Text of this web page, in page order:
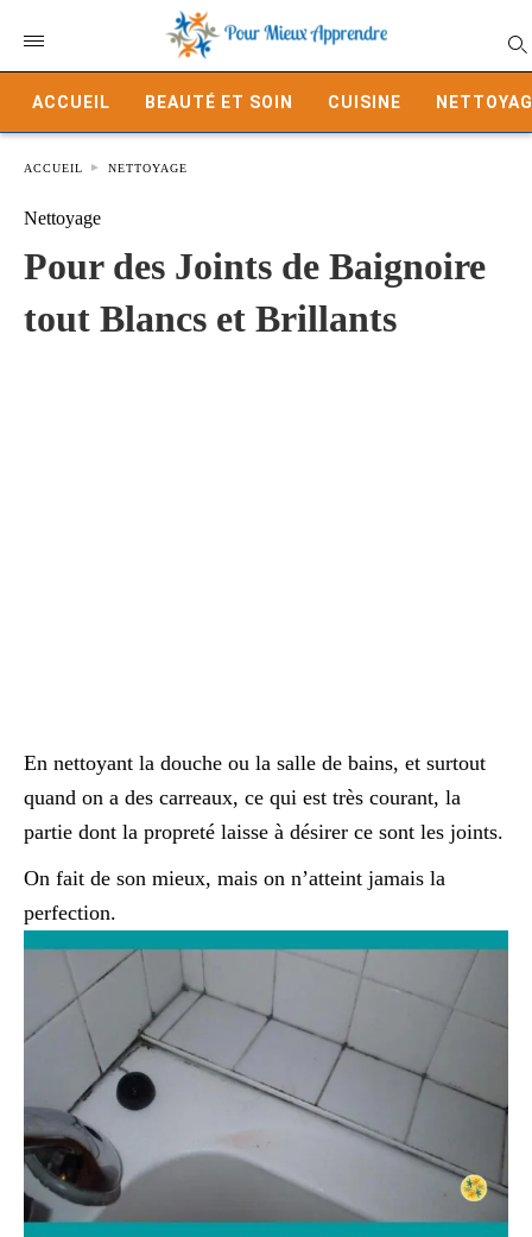
ACCUEIL BEAUTÉ ET SOIN CUISINE
ACCUEIL NETTOYAGE
Nettoyage
Pour des Joints de Baignoire
tout Blancs et Brillants
En nettoyant la douche ou la salle de bains, et surtout
quand on a des carreaux, ce qui est très courant, la
partie dont la propreté laisse à désirer ce sont les joints.
On fait de son mieux, mais on n’atteint jamais la
perfection.